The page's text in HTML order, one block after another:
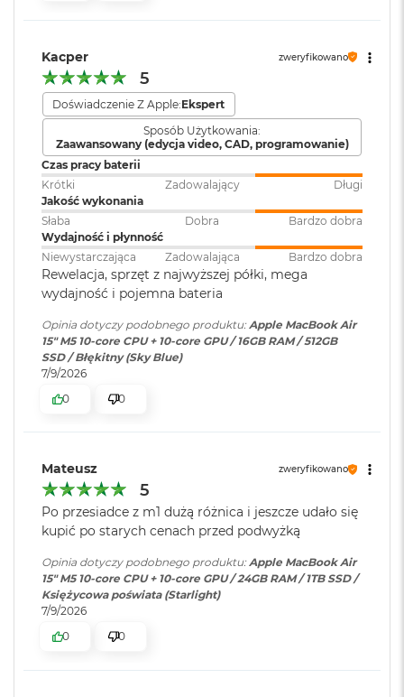
A
r
2
G
B
A
M
W
e
d
ł
u
g
p
j
e
m
n
o
c
d
y
s
k
u
M
a
c
B
A
dogaduje się z każdym urządzeniem Apple. Razem potrafią
zdziałać cuda. Możesz skopiować coś na iPhonie i wkleić to
na Macu. Albo odebrać na Macu połączenie FaceTime i
wysłać z niego tekst przez apkę Wiadomości
Wyświetlacz
Wyświetlacz o przekątnej 15,3 cala z podświetleniem LED, w
technologii IPS1
Rozdzielczość natywna 2880 na 1864 piksele przy 224 pikselach na
Kolory
Możliwość wyświetlania miliarda kolorów
Szeroka gama kolorów (P3)
Technologia True Tone
mikrofonów
Moduł Bluetooth :
Czytnik kart
pamięci:
NIE
Karta sieciowa
bezprzewodowa
WLAN:
Wi-Fi 7 (802.11be)
internetowa:
obsługą funkcji Widok blatu
Bateria
Szybkie ładowanie:
Możliwość szybkiego ładowania
zasilaczem USB-C o mocy 70W
Ładowanie i
rozbudowa:
Dwa porty Thunderbolt 4
(USB‑C) obsługujące:
Kacper zweryfikowano
5
Doświadczenie Z Apple:Ekspert
Sposób Użytkowania:
Zaawansowany (edycja video, CAD, programowanie)
Czas pracy baterii
Krótki
Zadowalający
Długi
Jakość wykonania
Słaba
Dobra
Bardzo dobra
Wydajność i płynność
Niewystarczająca
Zadowalająca Bardzo dobra
Rewelacja, sprzęt z najwyższej półki, mega
wydajność i pojemna bateria
Opinia dotyczy podobnego produktu: Apple MacBook Air
15" M5 10‑core CPU + 10‑core GPU / 16GB RAM / 512GB
SSD / Błękitny (Sky Blue)
7/9/2026
0
0
Mateusz zweryfikowano
5
Po przesiadce z m1 dużą różnica i jeszcze udało się
kupić po starych cenach przed podwyżką
Opinia dotyczy podobnego produktu:Apple MacBook Air
15" M5 10‑core CPU + 10‑core GPU / 24GB RAM / 1TB SSD /
Księżycowa poświata (Starlight)
7/9/2026
0
0